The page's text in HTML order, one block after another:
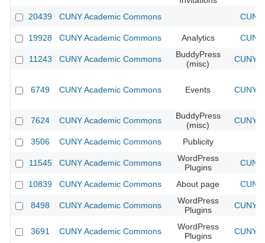
20439 CUNY Academic Commons
19928 CUNY Academic Commons Analytics
11243 CUNY Academic Commons
BuddyPress
(misc)
CUNY
6749 CUNY Academic Commons Events CUNY
7624 CUNY Academic Commons
BuddyPress
(misc)
CUNY
3506 CUNY Academic Commons Publicity
11545 CUNY Academic Commons
WordPress
Plugins
10839 CUNY Academic Commons About page
8498 CUNY Academic Commons
WordPress
Plugins
CUNY
3691 CUNY Academic Commons
WordPress
Plugins
CUNY